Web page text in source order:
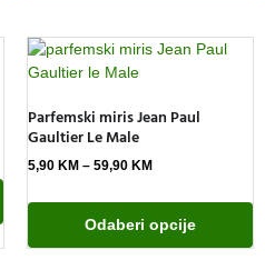
Parfemski miris Jean Paul
Gaultier Le Male
5,90 KM – 59,90 KM
Odaberi opcije